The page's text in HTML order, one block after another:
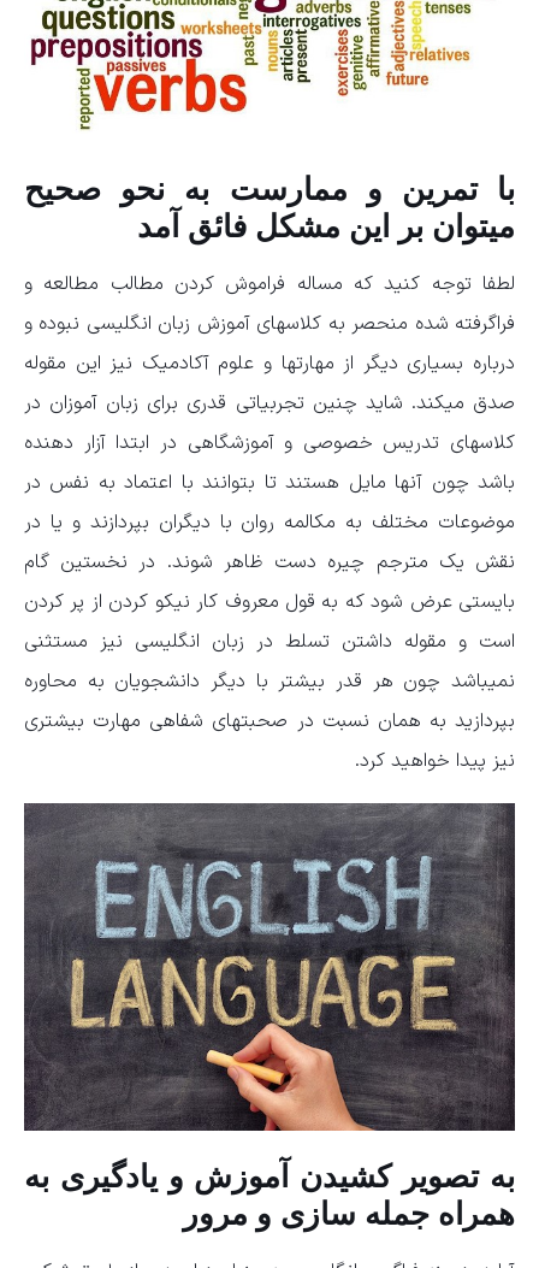
با تمرین و ممارست به نحو صحیح
میتوان بر این مشکل فائق آمد
لطفا توجه کنید که مساله فراموش کردن مطالب مطالعه و
فراگرفته شده منحصر به کلاسهای آموزش زبان انگلیسی نبوده و
درباره بسیاری دیگر از مهارتها و علوم آکادمیک نیز این مقوله
صدق میکند. شاید چنین تجربیاتی قدری برای زبان آموزان در
کلاسهای تدریس خصوصی و آموزشگاهی در ابتدا آزار دهنده
باشد چون آنها مایل هستند تا بتوانند با اعتماد به نفس در
موضوعات مختلف به مکالمه روان با دیگران بپردازند و یا در
نقش یک مترجم چیره دست ظاهر شوند. در نخستین گام
بایستی عرض شود که به قول معروف کار نیکو کردن از پر کردن
است و مقوله داشتن تسلط در زبان انگلیسی نیز مستثنی
نمیباشد چون هر قدر بیشتر با دیگر دانشجویان به محاوره
بپردازید به همان نسبت در صحبتهای شفاهی مهارت بیشتری
نیز پیدا خواهید کرد.
به تصویر کشیدن آموزش و یادگیری به
همراه جمله سازی و مرور